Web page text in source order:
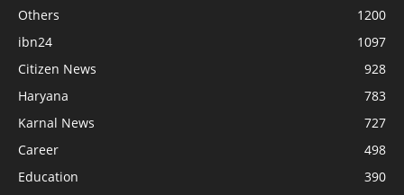
Others
1200
ibn24
1097
Citizen News
928
Haryana
783
Karnal News
727
Career
498
Education
390